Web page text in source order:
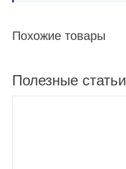
Похожие товары
Полезные статьи